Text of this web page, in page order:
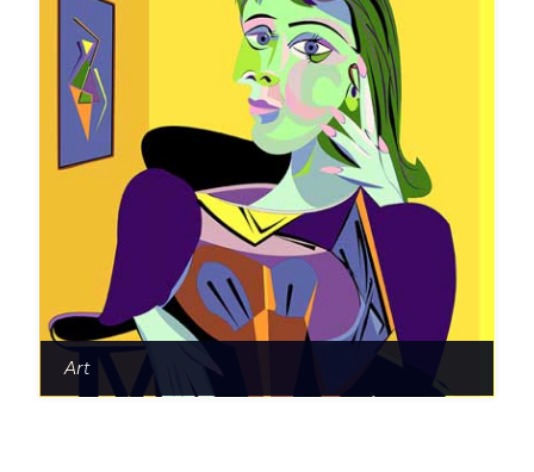
Art